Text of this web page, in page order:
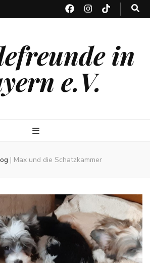
in
e.V.
| Max und die Schatzkammer